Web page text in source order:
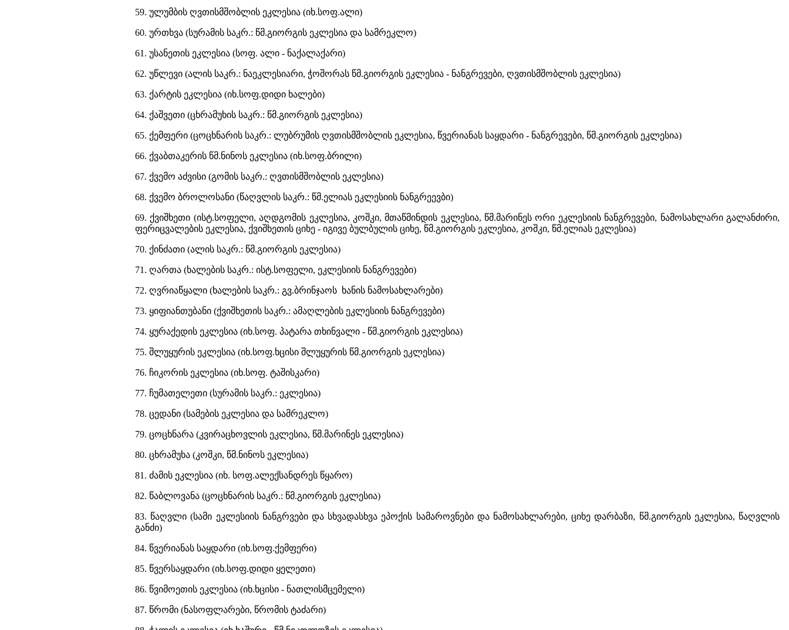
59. ულუმბის ღვთისმშობლის ეკლესია (იხ.სოფ.ალი)
60. ურთხვა (სურამის საკრ.: წმ.გიორგის ეკლესია და სამრეკლო)
61. უსანეთის ეკლესია (სოფ. ალი - ნაქალაქარი)
62. უწლევი (ალის საკრ.: ნაეკლესიარი, ჭოშორას წმ.გიორგის ეკლესია - ნანგრევები, ღვთისმშობლის ეკლესია)
63. ქარტის ეკლესია (იხ.სოფ.დიდი ხალები)
64. ქაშვეთი (ცხრამუხის საკრ.: წმ.გიორგის ეკლესია)
65. ქემფერი (ცოცხნარის საკრ.: ლუბრუმის ღვთისმშობლის ეკლესია, წვერიანას საყდარი - ნანგრევები, წმ.გიორგის ეკლესია)
66. ქვაბთაკერის წმ.ნინოს ეკლესია (იხ.სოფ.ბრილი)
67. ქვემო აძვისი (გომის საკრ.: ღვთისმშობლის ეკლესია)
68. ქვემო ბროლოსანი (წაღვლის საკრ.: წმ.ელიას ეკლესიის ნანგრეევბი)
69. ქვიშხეთი (ისტ.სოფელი, აღდგომის ეკლესია, კოშკი, მთაწმინდის ეკლესია, წმ.მარინეს ორი ეკლესიის ნანგრევები, ნამოსახლარი გალანძირი,
ფერიცვალების ეკლესია, ქვიშხეთის ციხე - იგივე ბულბულის ციხე, წმ.გიორგის ეკლესია, კოშკი, წმ.ელიას ეკლესია)
70. ქინძათი (ალის საკრ.: წმ.გიორგის ეკლესია)
71. ღართა (ხალების საკრ.: ისტ.სოფელი, ეკლესიის ნანგრევები)
72. ღვრიაწყალი (ხალების საკრ.: გვ.ბრინჯაოს ხანის ნამოსახლარები)
73. ყიფიანთუბანი (ქვიშხეთის საკრ.: ამაღლების ეკლესიის ნანგრევები)
74. ყურაქედის ეკლესია (იხ.სოფ. პატარა თხინვალი - წმ.გიორგის ეკლესია)
75. შლუყურის ეკლესია (იხ.სოფ.ხცისი შლუყურის წმ.გიორგის ეკლესია)
76. ჩიკორის ეკლესია (იხ.სოფ. ტაშისკარი)
77. ჩუმათელეთი (სურამის საკრ.: ეკლესია)
78. ცედანი (სამების ეკლესია და სამრეკლო)
79. ცოცხნარა (კვირაცხოვლის ეკლესია, წმ.მარინეს ეკლესია)
80. ცხრამუხა (კოშკი, წმ.ნინოს ეკლესია)
81. ძამის ეკლესია (იხ. სოფ.ალექსანდრეს წყარო)
82. წაბლოვანა (ცოცხნარის საკრ.: წმ.გიორგის ეკლესია)
83. წაღვლი (სამი ეკლესიის ნანგრვები და სხვადასხვა ეპოქის სამაროვნები და ნამოსახლარები, ციხე დარბაზი, წმ.გიორგის ეკლესია, წაღვლის
განძი)
84. წვერიანას საყდარი (იხ.სოფ.ქემფერი)
85. წვერსაყდარი (იხ.სოფ.დიდი ყელეთი)
86. წვიმოეთის ეკლესია (იხ.ხცისი - ნათლისმცემელი)
87. წრომი (ნასოფლარები, წრომის ტაძარი)